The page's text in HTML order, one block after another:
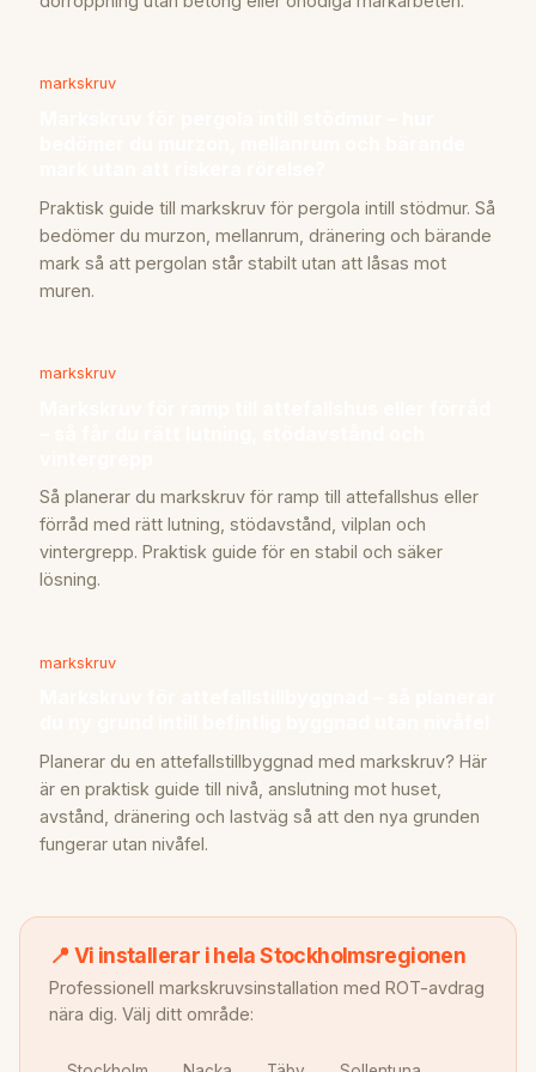
markskruv
Praktisk guide till markskruv för pergola intill stödmur. Så
bedömer du murzon, mellanrum, dränering och bärande
mark så att pergolan står stabilt utan att låsas mot
muren.
markskruv
Så planerar du markskruv för ramp till attefallshus eller
förråd med rätt lutning, stödavstånd, vilplan och
vintergrepp. Praktisk guide för en stabil och säker
lösning.
markskruv
Planerar du en attefallstillbyggnad med markskruv? Här
är en praktisk guide till nivå, anslutning mot huset,
avstånd, dränering och lastväg så att den nya grunden
fungerar utan nivåfel.
📍 Vi installerar i hela Stockholmsregionen
Professionell markskruvsinstallation med ROT-avdrag
nära dig. Välj ditt område: